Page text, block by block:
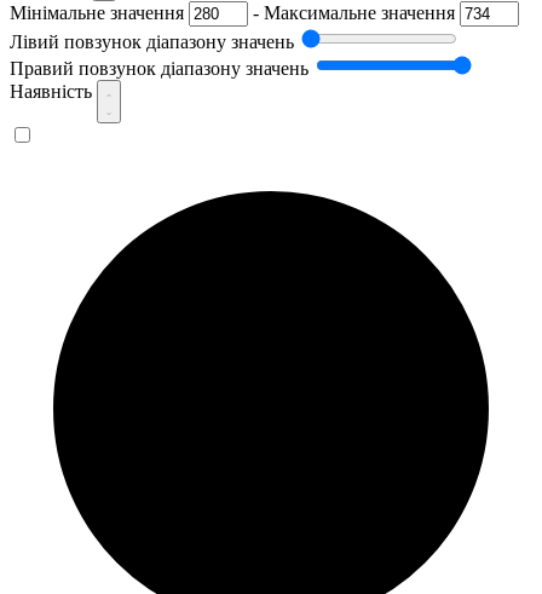
Мінімальне значення - Максимальне значення
Лівий повзунок діапазону значень
Правий повзунок діапазону значень
Наявність